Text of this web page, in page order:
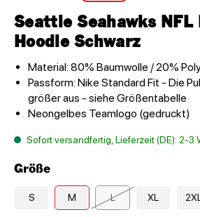
Seattle Seahawks NFL
Hoodie Schwarz
Material: 80% Baumwolle / 20%
Passform: Nike Standard Fit - Die
größer aus - siehe Größentabelle
Neongelbes Teamlogo (gedruckt)
Sofort versandfertig, Lieferzeit (DE): 2-3
Größe
S M L XL